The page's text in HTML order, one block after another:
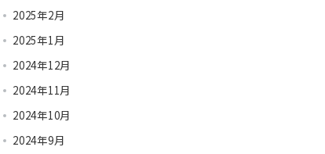
2025年2月
2025年1月
2024年12月
2024年11月
2024年10月
2024年9月